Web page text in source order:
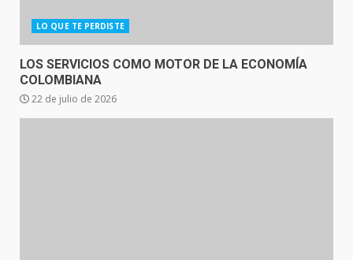
LO QUE TE PERDISTE
LOS SERVICIOS COMO MOTOR DE LA ECONOMÍA
COLOMBIANA
22 de julio de 2026